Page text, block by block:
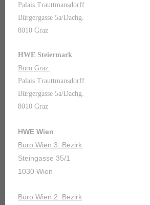
Palais Trauttmansdorff
Bürgergasse 5a/Dachg.
8010 Graz
HWE Steiermark
Büro Graz:
Palais Trauttmansdorff
Bürgergasse 5a/Dachg.
8010 Graz
HWE Wien
Büro Wien 3. Bezirk
Steingasse 35/1
1030 Wien
Büro Wien 2. Bezirk